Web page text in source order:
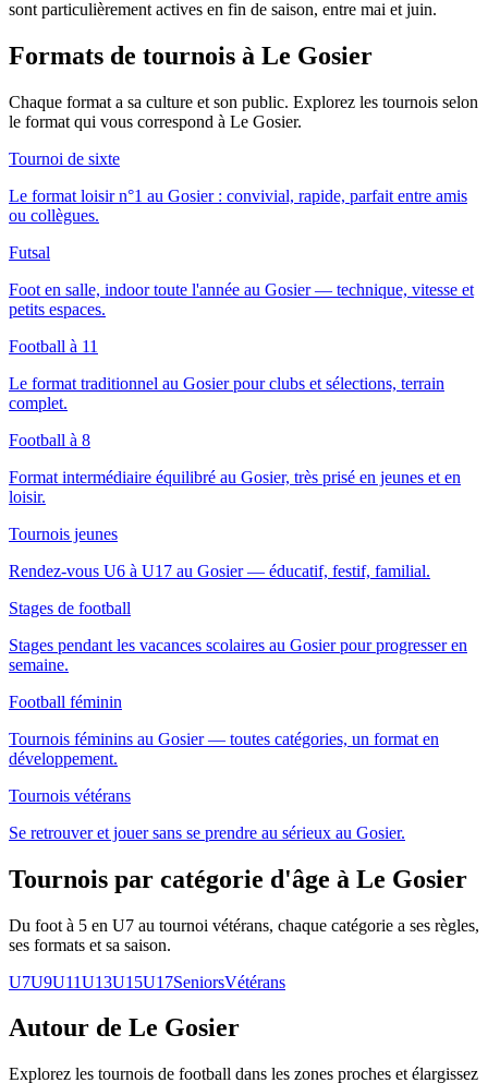
sont particulièrement actives en fin de saison, entre mai et juin.
Formats de tournois à Le Gosier
Chaque format a sa culture et son public. Explorez les tournois selon
le format qui vous correspond à Le Gosier.
Tournoi de sixte
Le format loisir n°1 au Gosier : convivial, rapide, parfait entre amis
ou collègues.
Futsal
Foot en salle, indoor toute l'année au Gosier — technique, vitesse et
petits espaces.
Football à 11
Le format traditionnel au Gosier pour clubs et sélections, terrain
complet.
Football à 8
Format intermédiaire équilibré au Gosier, très prisé en jeunes et en
loisir.
Tournois jeunes
Rendez-vous U6 à U17 au Gosier — éducatif, festif, familial.
Stages de football
Stages pendant les vacances scolaires au Gosier pour progresser en
semaine.
Football féminin
Tournois féminins au Gosier — toutes catégories, un format en
développement.
Tournois vétérans
Se retrouver et jouer sans se prendre au sérieux au Gosier.
Tournois par catégorie d'âge à Le Gosier
Du foot à 5 en U7 au tournoi vétérans, chaque catégorie a ses règles,
ses formats et sa saison.
U7U9U11U13U15U17SeniorsVétérans
Autour de Le Gosier
Explorez les tournois de football dans les zones proches et élargissez